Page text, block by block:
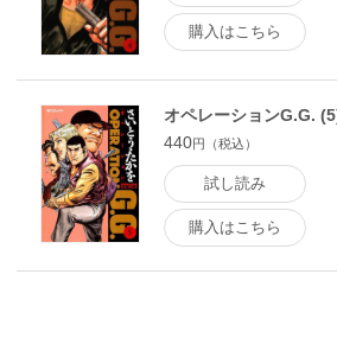
購入はこちら
オペレーションG.G.
440円（税込）
試し読み
購入はこちら